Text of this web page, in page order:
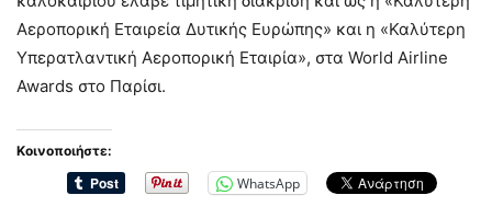
Αεροπορική Εταιρεία Δυτικής Ευρώπης» και η «Καλύτερη
Υπερατλαντική Αεροπορική Εταιρία», στα World Airline
Awards στο Παρίσι.
Κοινοποιήστε:
WhatsApp